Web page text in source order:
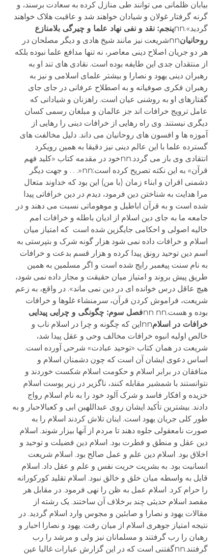
بیابان ظلمانی می توانند طی منازل کرده به سعادت برسند، و
گرنه گرفتار غولان و شیادان خواهند شد و عاقبت هلاک خواهند
گردید».nn
پنجم: نقد و نفی نهاد علما و چیرگی بلامنازع
روحانیان
nnشریعت نیز مانند شیخ هادی و دیگر مصلحان در
هر دو جریان اصلاح دینی معاصر، نه تنها مدافع علما نبوده بلکه
از منتقدان جدی این طایفه بوده است. نقادی های تند او به
رهبران دینی یهود و نصارا و بیشتر علمای اسلامی و نیز به
رهبران فکری صوفیانه و به اصطلاح عرفانی در جای جای
گفتارهای او به روشنی عیان است. راهزنان و شیادانی که
عامل ترویج خرافات اند جز عالمان و مبلغان رسمی کسان
دیگری نیستند. وی راه رهایی از خرافات دینی را رهایی از
آموزه ها و افسون های روحانیان می داند. دلیل مخالفت های
گسترده علما با این عالم دینی نیز دقیقا به همین رویکرد
انتقادی وی باز می گردد.nnخود در مقدمه کتاب «کلید فهم
قرآن» به این نکته تصریح کرده است:nn«. . . و جهت دیگر
دشمنی اقران و ابناء زمان (با من) این بود که خداوند متعال
مرا هدایت به شناختن دین فرمود، دیدم در دین خرافاتی پیدا
شده است و به قرآن اباطیل و موهوماتی نسبت می دهند و در
جامعه ما به جای دین اسلام از ادیان باطله و خرافات امم
خالیه اصولی و احکامی جایگزین شده است که امتیاز میان
اسلام و خرافات داده نمی شود هزار گونه شرک و بت­پرستی به
اسم دین توحید رونق پیدا کرده و هزار قسم بدعت و خرافات
به نام سنت پیغمبر رایج شده است و اگر مسلمین به همین
طریق پیش بروند و امتیاز میان حقیقت و مجاز داده نمی شود،
هیچ عاقل درس خوانده ای در دین نمی ماند». در واقع، به زعم
شریعت، فراموش کردن قرآن، سرمنشاء غلوها و خرافات
بوده و هست.nn nn
فصل سوم: چگونگی و چرایی پیدایی
خرافات در اسلام
nnاین که چگونه و چرا در اسلام ناب و
خالص اولیه انبوه خرافات مخالف وحی و عقل پیدا شد،
شریعت در همان کتاب «توحید عبادت» شرحی آورده است.
اساس دعوی ایشان آن است که چون دشمنان اسلام و
منافقان در برابر اسلام و حکومت اسلام شکست خوردند و
نتوانستند با شمشیر مقابله کنند، ناگزیر در زیر پوست اسلام
خزیده و افکار فاسد و شرک آلود خود را به نام اسلام رواج
دادند. بیشترین تأکید ایشان روی عبدالله­بن ابی و کعب­الاحبار و به
طور کلی جریان یهود است. اینان تلاش کردند اسلام را به
صورت نامعقولی جلوه دهند تا مردم از آنها بیزار شوند. اسلام
دین عقل و منطق و فطرت بود. اسلام دین فضیلت و توحید و
اخلاق بود. اسلام دین علم و عمل صالح بود. اسلام شریعت
انسانیت بود. به بشریت حریت نفس و علم و عقل داد. اسلام
قایل به واسطه میان خلق و خالق نبود. اسلام تقلید کورکورانه
را حرام کرد. اسلام عمل به ظن را نهی فرمود. در مقابل هر
مقصد اسلام حدیثی چند برخلاف آن ساختند. یک رشته از
مقالات یهود و نصارا و صابئین و مجوس وارد اسلام گردید. در
نتیجه امتیاز جوهری اسلام از میان رفت. یهود و نصارا احبار و
رهبان را رب گرفتند و مسلمانان نیز ولی و مرشد را رب
گرفتند.nnگفتنی است که در این گزارش عبارات غالبا عین